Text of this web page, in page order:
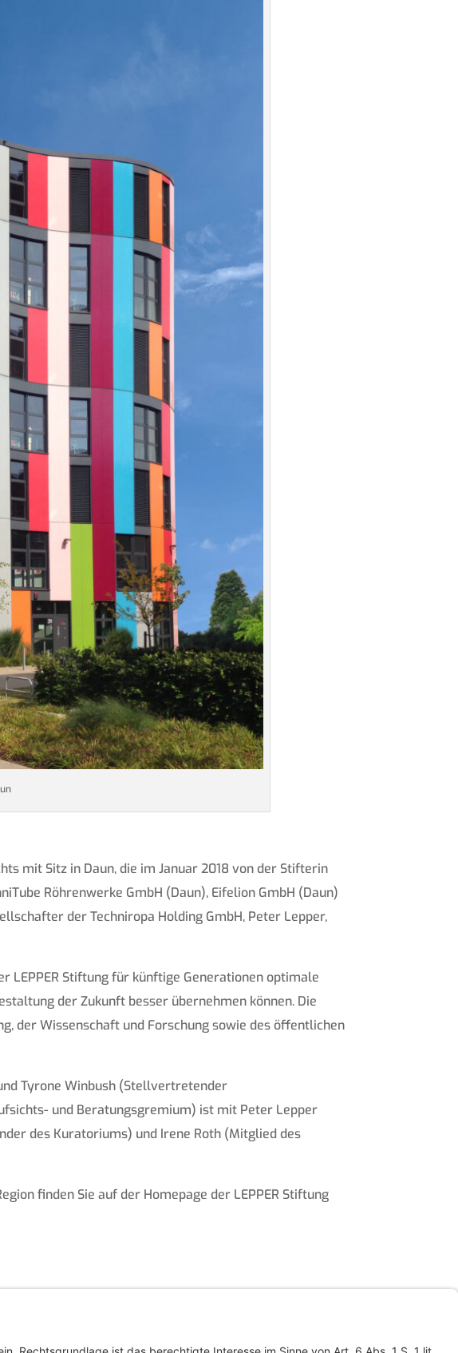
mit Sitz in Daun, die im Januar 2018 von der Stifterin
Röhrenwerke GmbH (Daun), Eifelion GmbH (Daun)
der Techniropa Holding GmbH, Peter Lepper,
LEPPER Stiftung für künftige Generationen optimale
der Zukunft besser übernehmen können. Die
der Wissenschaft und Forschung sowie des öffentlichen
Tyrone Winbush (Stellvertretender
und Beratungsgremium) ist mit Peter Lepper
des Kuratoriums) und Irene Roth (Mitglied des
finden Sie auf der Homepage der LEPPER Stiftung